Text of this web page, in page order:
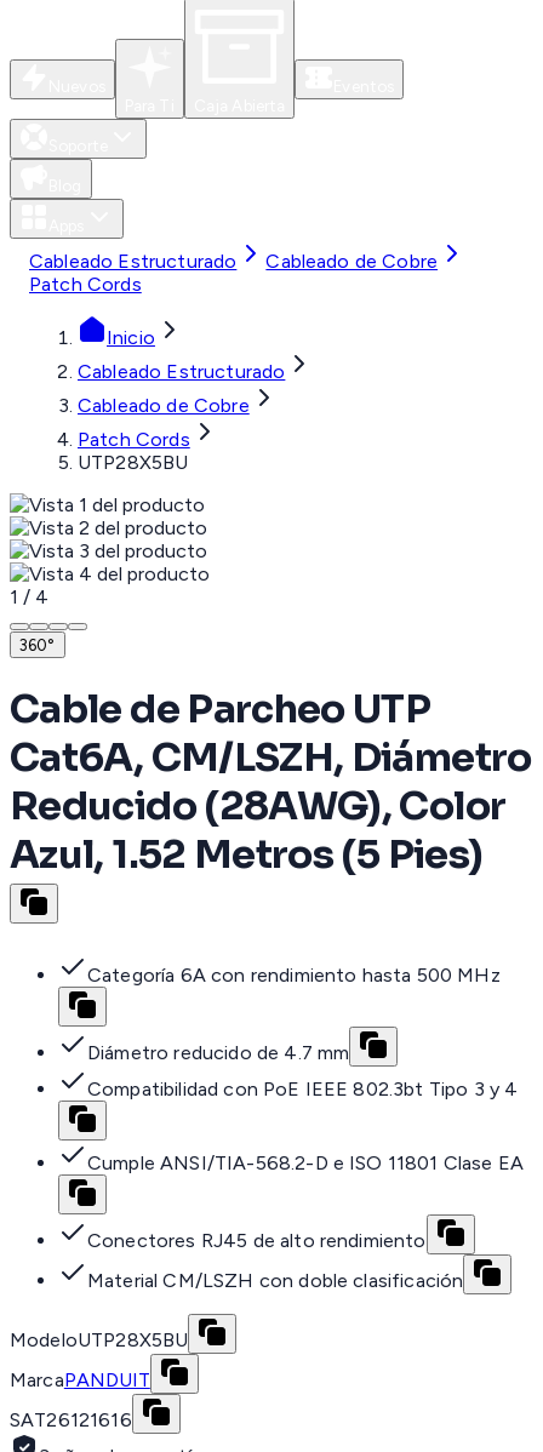
Cableado Estructurado
Cableado de Cobre
Patch Cords
Inicio
Cableado Estructurado
Cableado de Cobre
Patch Cords
UTP28X5BU
1 / 4
360°
Cable de Parcheo UTP
Cat6A, CM/LSZH, Diámetro
Reducido (28AWG), Color
Azul, 1.52 Metros (5 Pies)
Categoría 6A con rendimiento hasta 500 MHz
Diámetro reducido de 4.7 mm
Compatibilidad con PoE IEEE 802.3bt Tipo 3 y 4
Cumple ANSI/TIA-568.2-D e ISO 11801 Clase EA
Conectores RJ45 de alto rendimiento
Material CM/LSZH con doble clasificación
ModeloUTP28X5BU
MarcaPANDUIT
SAT26121616